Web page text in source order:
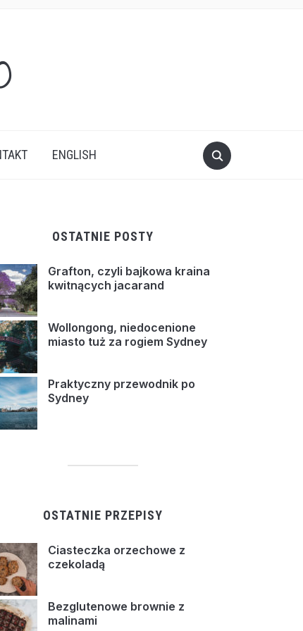
ENGLISH
OSTATNIE POSTY
Grafton, czyli bajkowa kraina
kwitnących jacarand
Wollongong, niedocenione
miasto tuż za rogiem Sydney
Praktyczny przewodnik po
Sydney
OSTATNIE PRZEPISY
Ciasteczka orzechowe z
czekoladą
Bezglutenowe brownie z
malinami